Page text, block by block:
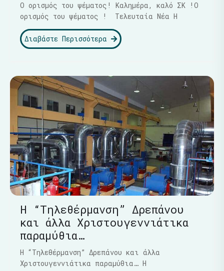
Ο ορισμός του ψέματος! Καλημέρα, καλό ΣΚ !Ο
ορισμός του ψέματος ! Τελευταία Νέα Η
Διαβάστε Περισσότερα
Η “Τηλεθέρμανση” Δρεπάνου
και άλλα Χριστουγεννιάτικα
παραμύθια…
Η “Τηλεθέρμανση” Δρεπάνου και άλλα
Χριστουγεννιάτικα παραμύθια… Η